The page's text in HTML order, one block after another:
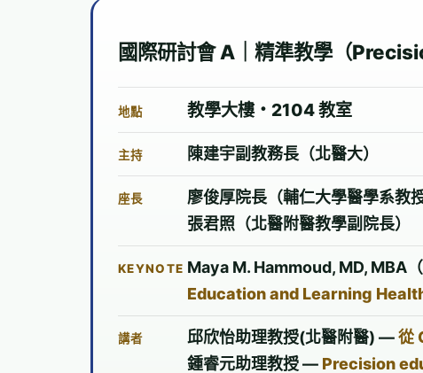
國際研討會 A｜精準教學（
地點 教學大樓・2104 教室
主持 陳建宇副教務長（北醫大）
座長
廖俊厚院長（輔仁大學醫學系教
張君照（北醫附醫教學副院長）
KEYNOTE Maya M. Hammoud, MD,
Education and Learning
講者 邱欣怡助理教授(北醫附醫) —從
鍾睿元助理教授 — Precision